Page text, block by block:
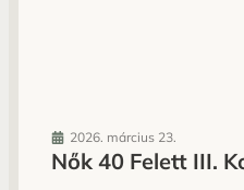
2026. március 23.
Nők 40 Felett III.